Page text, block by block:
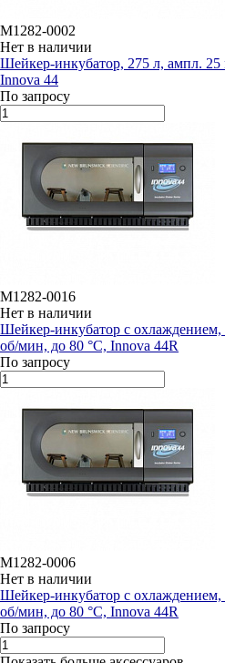
M1282-0002
Нет в наличии
Шейкер-инкубатор, 275 л, ампл.
Innova 44
По запросу
M1282-0016
Нет в наличии
Шейкер-инкубатор с
об/мин, до 80 °C, Innova 44R
По запросу
M1282-0006
Нет в наличии
Шейкер-инкубатор с
об/мин, до 80 °C, Innova 44R
По запросу